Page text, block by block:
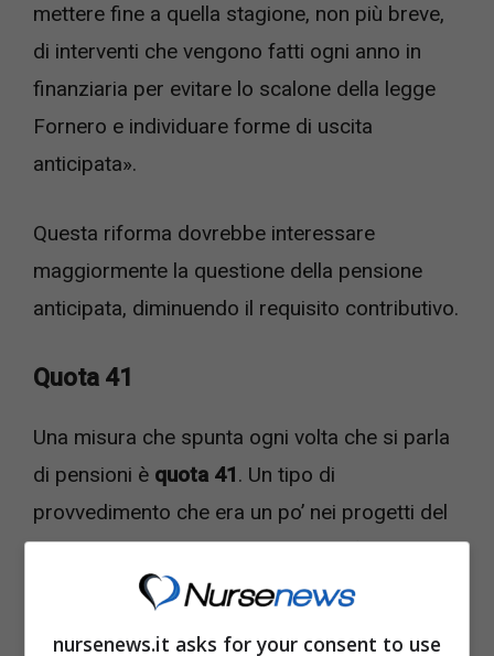
mettere fine a quella stagione, non più breve,
di interventi che vengono fatti ogni anno in
finanziaria per evitare lo scalone della legge
Fornero e individuare forme di uscita
anticipata».
Questa riforma dovrebbe interessare
maggiormente la questione della pensione
anticipata, diminuendo il requisito contributivo.
Quota 41
Una misura che spunta ogni volta che si parla
di pensioni è quota 41. Un tipo di
provvedimento che era un po’ nei progetti del
governo M5s-Lega, che dopo una fase in
Quota 100 aveva ipotizzato di dare a tutti
nursenews.it asks for your consent to use